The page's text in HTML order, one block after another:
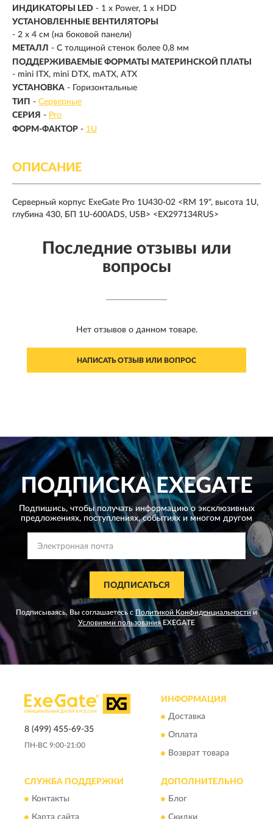
ИНДИКАТОРЫ LED - 1 x Power, 1 x HDD
УСТАНОВЛЕННЫЕ ВЕНТИЛЯТОРЫ
- 2 x 4 см (на боковой панели)
МЕТАЛЛ - С толщиной стенок более 0,8 мм
ПОДДЕРЖИВАЕМЫЕ ФОРМАТЫ МАТЕРИНСКОЙ ПЛАТЫ
- mini ITX, mini DTX, mATX, ATX
УСТАНОВКА - Горизонтальные
ТИП - Серверные
СЕРИЯ - Pro
ФОРМ-ФАКТОР - 1U
ОПИСАНИЕ
Серверный корпус ExeGate Pro 1U430-02 <RM 19", высота 1U,
глубина 430, БП 1U-600ADS, USB> <EX297134RUS>
Последние отзывы или
вопросы
Нет отзывов о данном товаре.
НАПИСАТЬ ОТЗЫВ ИЛИ ВОПРОС
ПОДПИСКАEXEGATE
Подпишись, чтобы получать информацию о эксклюзивных
предложениях, поступлениях, событиях и многом другом
ПОДПИСАТЬСЯ
Подписываясь, Вы соглашаетесь сПолитикой Конфиденциальности и
Условиями пользованияEXEGATE
8 (499) 455-69-35
ПН-ВС 9:00-21:00
ИНФОРМАЦИЯ
Доставка
Оплата
Возврат товара
СЛУЖБА ПОДДЕРЖКИ
Контакты
Карта сайта
ДОПОЛНИТЕЛЬНО
Блог
Скидки